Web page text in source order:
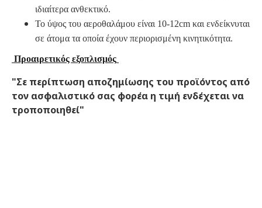
ιδιαίτερα ανθεκτικό.
Το ύψος του αεροθαλάμου είναι 10-12cm και ενδείκνυται
σε άτομα τα οποία έχουν περιορισμένη κινητικότητα.
Προαιρετικός εξοπλισμός
"Σε περίπτωση αποζημίωσης του προϊόντος από
τον ασφαλιστικό σας φορέα η τιμή ενδέχεται να
τροποποιηθεί"